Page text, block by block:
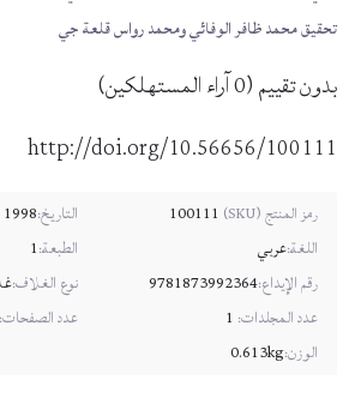
تحقيق محمد ظافر الوفائي ومحمد رواس قلعة جي
بدون تقييم(
0آراء المستهلكين)
http://doi.org/10.56656/100111
رمز المنتج (SKU) 100111 التاريخ:1998
اللغة:عربي الطبعة:1
رقم الإيداع:9781873992364 نوع الغلاف:
عدد المجلدات: 1 عدد الصفحات:
الوزن:0.613kg